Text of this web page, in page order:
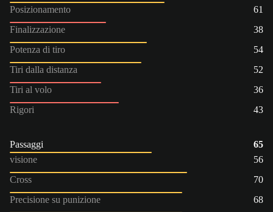
Posizionamento
61
Finalizzazione
38
Potenza di tiro
54
Tiri dalla distanza
52
Tiri al volo
36
Rigori
43
Passaggi
65
visione
56
Cross
70
Precisione su punizione
68